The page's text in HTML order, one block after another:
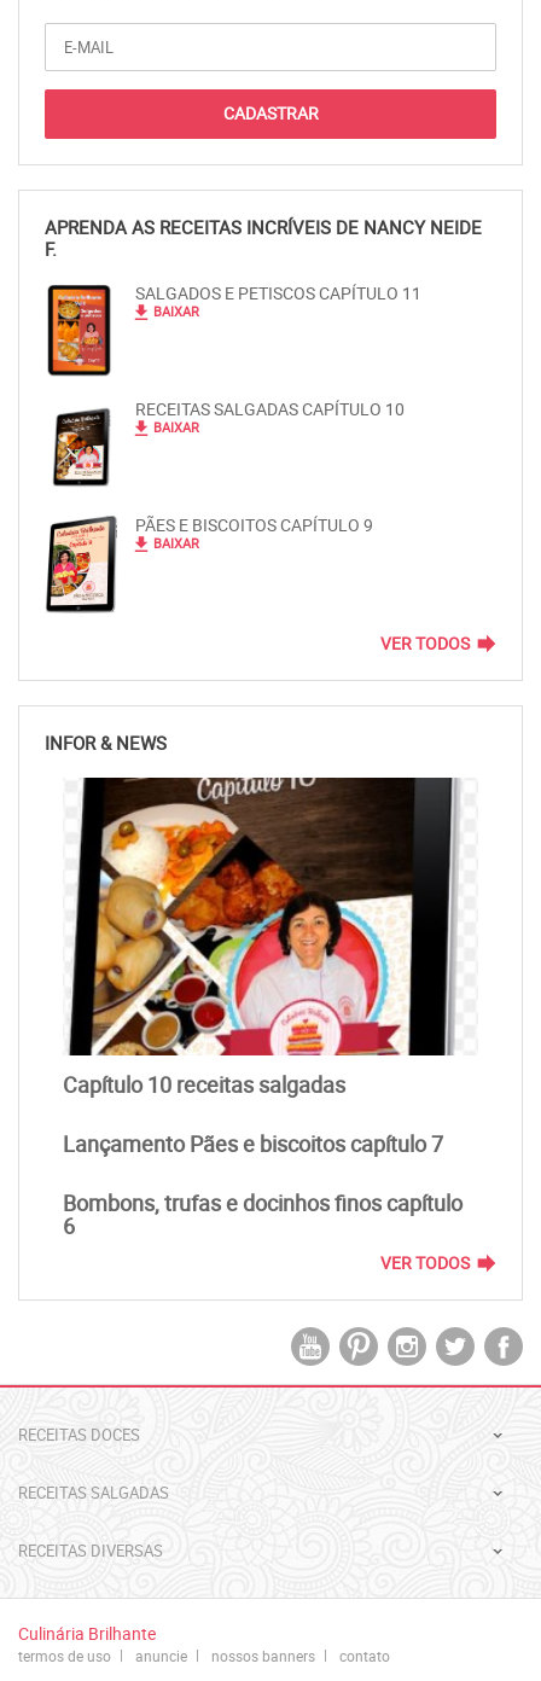
APRENDA AS RECEITAS INCRÍVEIS DE NANCY NEIDE
F.
SALGADOS E PETISCOS CAPÍTULO 11
file_download BAIXAR
RECEITAS SALGADAS CAPÍTULO 10
file_download BAIXAR
PÃES E BISCOITOS CAPÍTULO 9
file_download BAIXAR
VER TODOS forward
INFOR & NEWS
Capítulo 10 receitas salgadas
Lançamento Pães e biscoitos capítulo 7
Bombons, trufas e docinhos finos capítulo
6
VER TODOS forward
RECEITAS DOCES
RECEITAS SALGADAS
RECEITAS DIVERSAS
Culinária Brilhante
termos de uso anuncie nossos banners contato